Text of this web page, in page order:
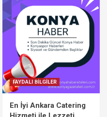
FAYDALI BİLGİLER
En İyi Ankara Catering